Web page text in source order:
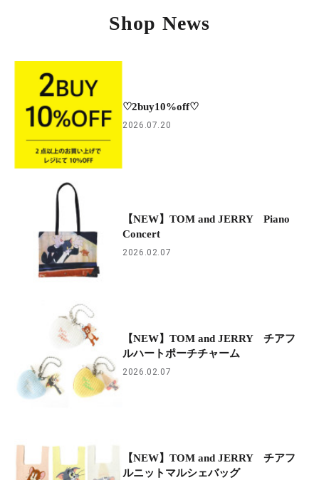
Shop News
♡2buy10%off♡
2026.07.20
【NEW】TOM and JERRY Piano
Concert
2026.02.07
【NEW】TOM and JERRY チアフ
ルハートポーチチャーム
2026.02.07
【NEW】TOM and JERRY チアフ
ルニットマルシェバッグ